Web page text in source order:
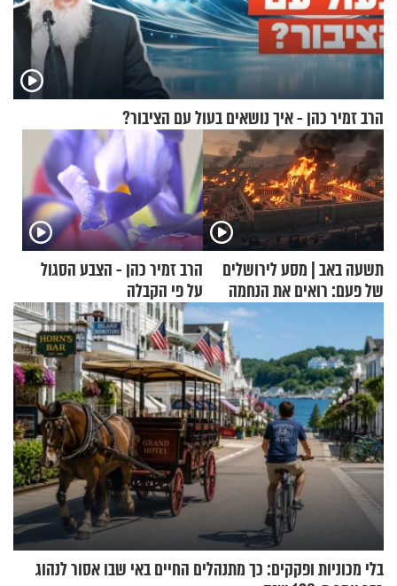
הרב זמיר כהן - איך נושאים בעול עם הציבור?
תשעה באב | מסע לירושלים
של פעם: רואים את הנחמה
הרב זמיר כהן - הצבע הסגול
על פי הקבלה
בלי מכוניות ופקקים: כך מתנהלים החיים באי שבו אסור לנהוג